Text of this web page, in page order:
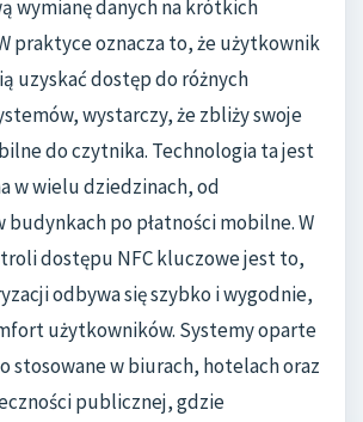
wymianę danych na krótkich
praktyce oznacza to, że użytkownik
uzyskać dostęp do różnych
wystarczy, że zbliży swoje
do czytnika. Technologia ta jest
w wielu dziedzinach, od
budynkach po płatności mobilne. W
dostępu NFC kluczowe jest to,
odbywa się szybko i wygodnie,
użytkowników. Systemy oparte
stosowane w biurach, hotelach oraz
publicznej, gdzie